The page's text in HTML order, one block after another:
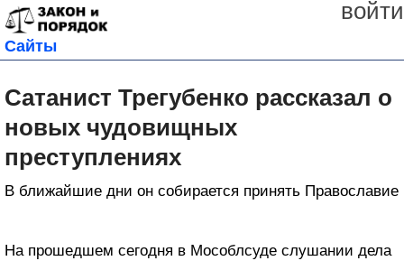
войти
Сайты
Сатанист Трегубенко рассказал о
новых чудовищных
преступлениях
В ближайшие дни он собирается принять Православие
На прошедшем сегодня в Мособлсуде слушании дела